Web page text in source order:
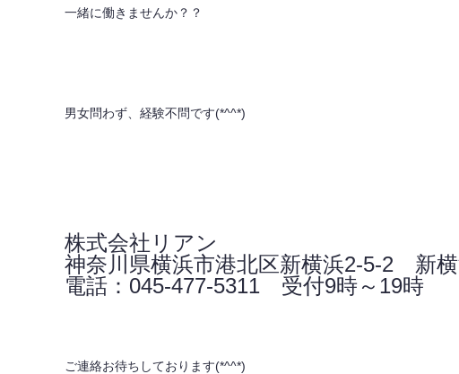
一緒に働きませんか？？
男女問わず、経験不問です(*^^*)
株式会社リアン
神奈川県横浜市港北区新横浜2-5-2 新
電話：045-477-5311 受付9時～19時
ご連絡お待ちしております(*^^*)